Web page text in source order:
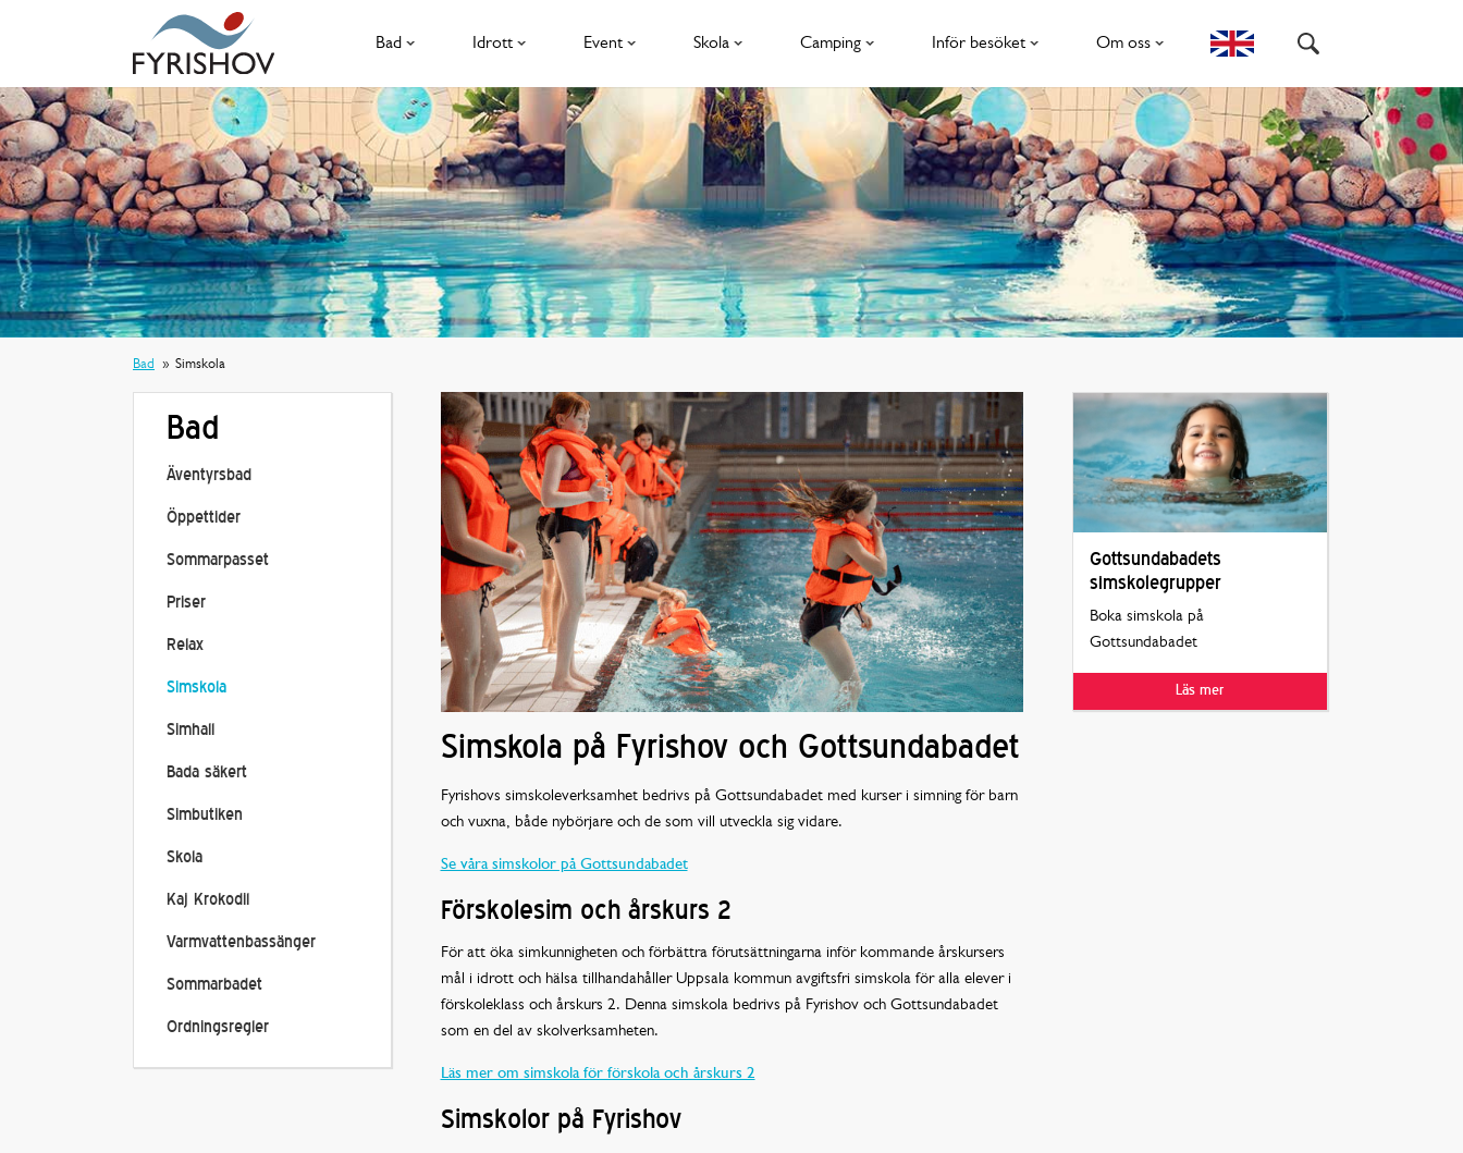
Bad Idrott Event Skola Camping Inför besöket Om oss
Bad Simskola
Bad
Äventyrsbad
Öppettider
Sommarpasset
Priser
Relax
Simskola
Simhall
Bada säkert
Simbutiken
Skola
Kaj Krokodil
Varmvattenbassänger
Sommarbadet
Ordningsregler
Simskola på Fyrishov och Gottsundabadet
Fyrishovs simskoleverksamhet bedrivs på Gottsundabadet med kurser i simning för barn
och vuxna, både nybörjare och de som vill utveckla sig vidare.
Se våra simskolor på Gottsundabadet
Förskolesim och årskurs 2
För att öka simkunnigheten och förbättra förutsättningarna inför kommande årskursers
mål i idrott och hälsa tillhandahåller Uppsala kommun avgiftsfri simskola för alla elever i
förskoleklass och årskurs 2. Denna simskola bedrivs på Fyrishov och Gottsundabadet
som en del av skolverksamheten.
Läs mer om simskola för förskola och årskurs 2
Simskolor på Fyrishov
Gottsundabadets
simskolegrupper
Boka simskola på
Gottsundabadet
Läs mer